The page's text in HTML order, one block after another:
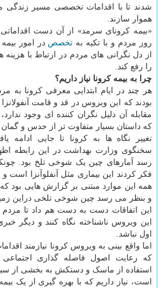
شدند تا با اقدامات تخصصی مسیر زندگی
هموار سازند.
«بیمه کرونای سرمد» از آن دست اقداماتی
روز مردم و با تکیه به تخصص در امور
از دل نگرانی های مردم در ارتباط با هزینه
را رفع کند.
چرا به بیمه کرونا نیاز داریم؟
هر چند در ایام ابتدایی معرفی کرونا به
بودند که این ویروس در قد و قامت
مقابله آن دلیل نگران کننده ای وجود
که داستان بسیار متفاوت تر از حدس و گمان
تغییر نگاه ها به کرونا تا جایی ادامه
سخنگوی وزارت بهداشت در این رابطه
رسد آمارهای چین یک شوخی تلخ بود.
فکر کردند این بیماری مثل آنفلوآنزا است
همه این موارد مبتنی بر گزارش هایی
و بنظر می رسد چین شوخی تلخی دراین زمینه
این اتفاقات دست به دست هم داد تا مردم
این ویروس ناشناخته نگاه کنند و دیگر
اول نباشد.
اما واقع بینی به ویروس کرونا نیازمند
که رعایت اصول فاصله گذاری
استفاده از ماسک و دستکش به بخشی از
است، نیاز داریم که با بهره گیری از یک